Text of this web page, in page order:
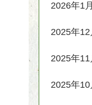
2026年1月
2025年12
2025年11
2025年10